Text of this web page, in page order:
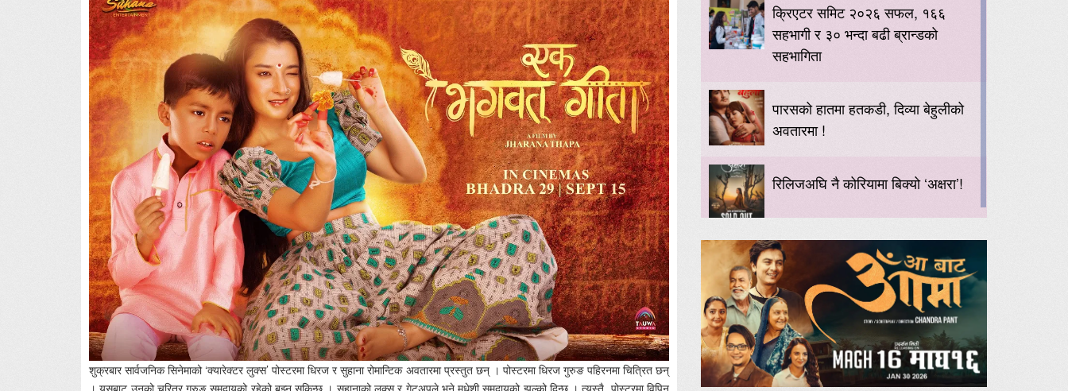
शुक्रबार सार्वजनिक सिनेमाको ‘क्यारेक्टर लुक्स’ पोस्टरमा धिरज र सुहाना रोमान्टिक अवतारमा प्रस्तुत छन् । पोस्टरमा धिरज गुरुङ पहिरनमा चित्रित छन्
क्रिएटर समिट २०२६ सफल, १६६
सहभागी र ३० भन्दा बढी ब्रान्डको
सहभागिता
पारसको हातमा हतकडी, दिव्या बेहुलीको
अवतारमा !
रिलिजअघि नै कोरियामा बिक्यो ‘अक्षरा’!